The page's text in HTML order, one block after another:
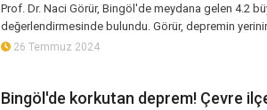
Prof. Dr. Naci Görür, Bingöl'de meydana gelen 4.2
değerlendirmesinde bulundu. Görür, depremin yerinin
26 Temmuz 2024
Bingöl'de korkutan deprem! Çevre